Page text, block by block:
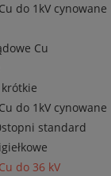
do 1kV cynowane
Cu
krótkie
do 1kV cynowane
standard
do 36 kV